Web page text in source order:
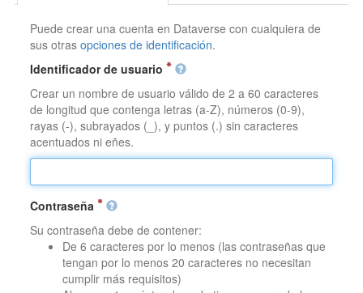
Puede crear una cuenta en Dataverse con cualquiera de
sus otrasopciones de identificación.
Identificador de usuario
Crear un nombre de usuario válido de 2 a 60 caracteres
de longitud que contenga letras (a-Z), números (0-9),
rayas (-), subrayados (_), y puntos (.) sin caracteres
acentuados ni eñes.
Contraseña
Su contraseña debe de contener:
De 6 caracteres por lo menos (las contraseñas que
tengan por lo menos 20 caracteres no necesitan
cumplir más requisitos)